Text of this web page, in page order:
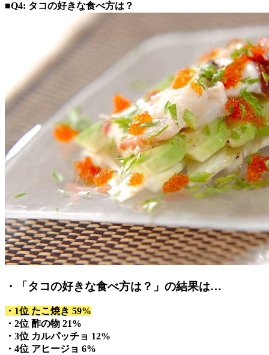
■Q4: タコの好きな食べ方は？
・「タコの好きな食べ方は？」の結果は…
・1位 たこ焼き 59%
・2位 酢の物 21%
・3位 カルパッチョ 12%
・4位 アヒージョ 6%